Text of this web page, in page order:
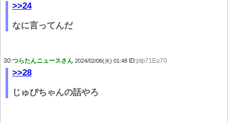
>>24
なに言ってんだ
30:つらたんニュースさん 2024/02/06(火) 01:48 ID:pIp71Eu70
>>28
じゅぴちゃんの話やろ